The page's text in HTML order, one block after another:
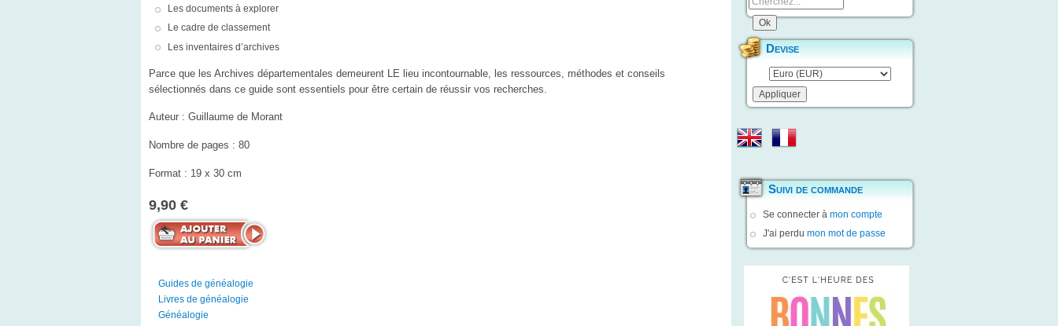
Les documents à explorer
Le cadre de classement
Les inventaires d’archives
Parce que les Archives départementales demeurent LE lieu incontournable, les ressources, méthodes et conseils
sélectionnés dans ce guide sont essentiels pour être certain de réussir vos recherches.
Auteur : Guillaume de Morant
Nombre de pages : 80
Format : 19 x 30 cm
9,90 €
Guides de généalogie
Livres de généalogie
Généalogie
Devise
Suivi de commande
Se connecter à mon compte
J'ai perdu mon mot de passe